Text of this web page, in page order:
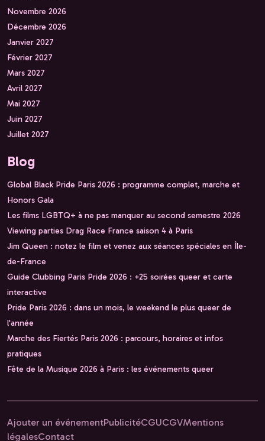
Novembre 2026
Décembre 2026
Janvier 2027
Février 2027
Mars 2027
Avril 2027
Mai 2027
Juin 2027
Juillet 2027
Blog
Global Black Pride Paris 2026 : programme complet, marche et
Honors Gala
Les films LGBTQ+ à ne pas manquer au second semestre 2026
Viewing parties Drag Race France saison 4 à Paris
Jim Queen : notez le film et venez aux séances spéciales en Île-
de-France
Guide Clubbing Paris Pride 2026 : +25 soirées queer et carte
interactive
Pride Paris 2026 : dans un mois, le weekend le plus queer de
l'année
Marche des Fiertés Paris 2026 : parcours, horaires et infos
pratiques
Fête de la Musique 2026 à Paris : les événements queer
Ajouter un événementPublicitéCGUCGVMentions
légalesContact